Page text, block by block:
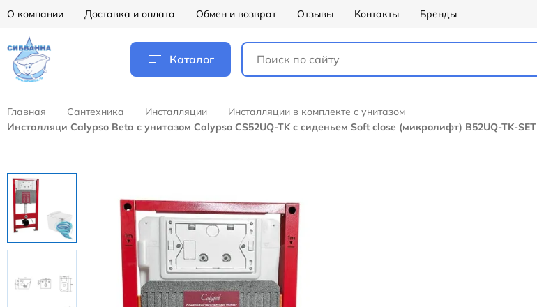
О компании Доставка и оплата Обмен и возврат Отзывы Контакты Бренды
Каталог
Главная Сантехника Инсталляции
Инсталляции в комплекте с унитазом
Инсталляци Calypso Beta с унитазом Calypso CS52UQ-TK c сиденьем Soft close (микролифт) B52UQ-TK-SET